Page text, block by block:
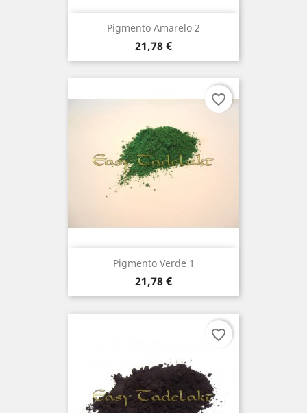
Pigmento Amarelo 2
Preço
21,78 €
Pigmento Verde 1
Preço
21,78 €
favorite_border
favorite_border